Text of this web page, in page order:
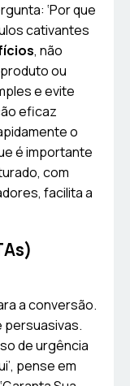
‘Por que
cativantes
, não
ou
e evite
eficaz
o
é importante
com
facilita a
a conversão.
persuasivas.
de urgência
pense em